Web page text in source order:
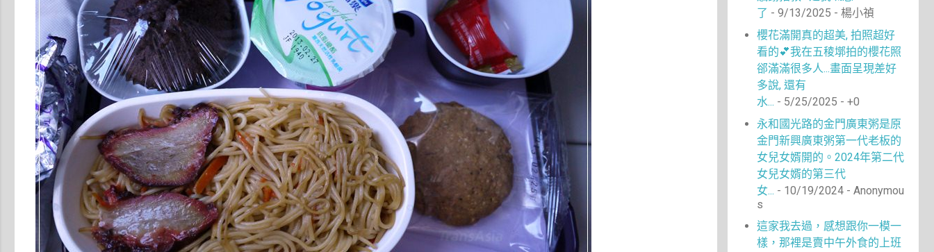
的各式披薩看起來琳
瑯滿目，走進店內就
能點上一塊喜愛的口
味大快朵頤，真的好
懷念啊！沒想到台灣
也有類似的披薩店。
走！就到高雄吃披薩
了 - 9/13/2025 - 楊小禎
櫻花滿開真的超美, 拍照超好
看的💕我在五稜墎拍的櫻花照
郤滿滿很多人...畫面呈現差好
多說, 還有
水... - 5/25/2025 - +0
永和國光路的金門廣東粥是原
金門新興廣東粥第一代老板的
女兒女婿開的。2024年第二代
女兒女婿的第三代
女... - 10/19/2024 - Anonymou
s
這家我去過，感想跟你一模一
樣，那裡是賣中午外食的上班